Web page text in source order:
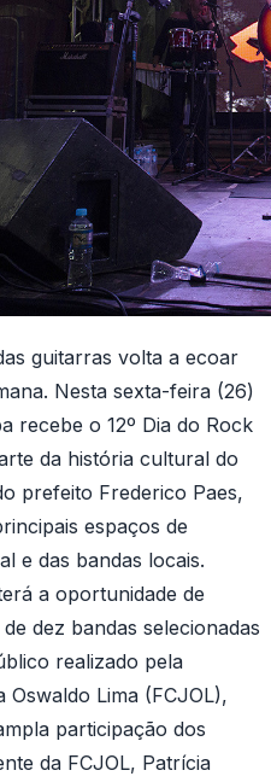
guitarras volta a ecoar
Nesta sexta-feira (26)
recebe o 12º Dia do Rock
da história cultural do
prefeito Frederico Paes,
espaços de
e das bandas locais.
a oportunidade de
dez bandas selecionadas
realizado pela
Lima (FCJOL),
participação dos
da FCJOL, Patrícia